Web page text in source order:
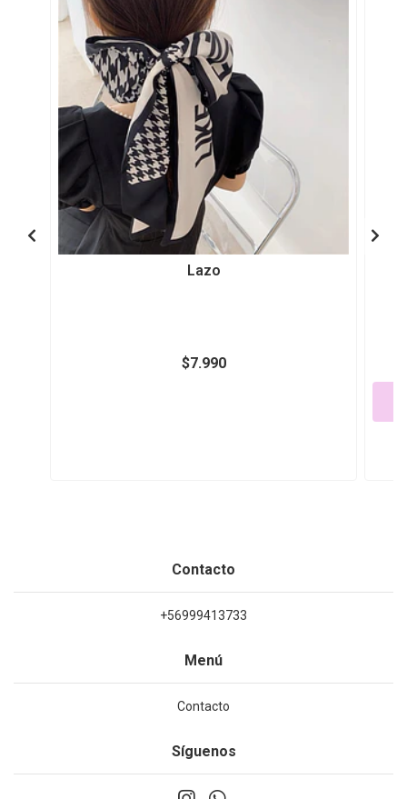
Lazo
$7.990
Contacto
+56999413733
Menú
Contacto
Síguenos